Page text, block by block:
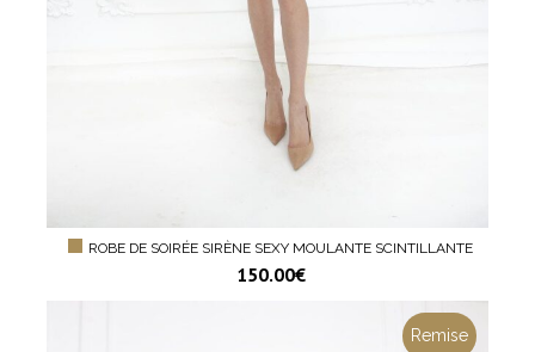
ROBE DE SOIRÉE SIRÈNE SEXY MOULANTE SCINTILLANTE
150.00€
Remise